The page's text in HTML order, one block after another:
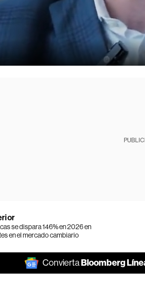
se dispara 146% en 2026 en
en el mercado cambiario
ConviertaBloomberg